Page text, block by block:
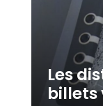
Les
billets